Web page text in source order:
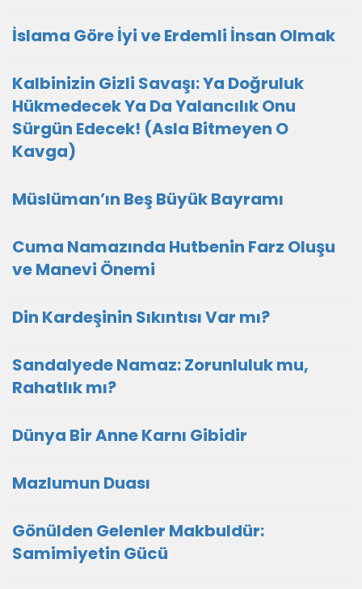
İslama Göre İyi ve Erdemli İnsan Olmak
Kalbinizin Gizli Savaşı: Ya Doğruluk
Hükmedecek Ya Da Yalancılık Onu
Sürgün Edecek! (Asla Bitmeyen O
Kavga)
Müslüman’ın Beş Büyük Bayramı
Cuma Namazında Hutbenin Farz Oluşu
ve Manevi Önemi
Din Kardeşinin Sıkıntısı Var mı?
Sandalyede Namaz: Zorunluluk mu,
Rahatlık mı?
Dünya Bir Anne Karnı Gibidir
Mazlumun Duası
​Gönülden Gelenler Makbuldür:
Samimiyetin Gücü